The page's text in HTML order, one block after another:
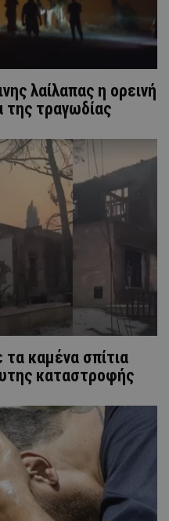
λαίλαπας η ορεινή
τραγωδίας
τα καμένα σπίτια
καταστροφής